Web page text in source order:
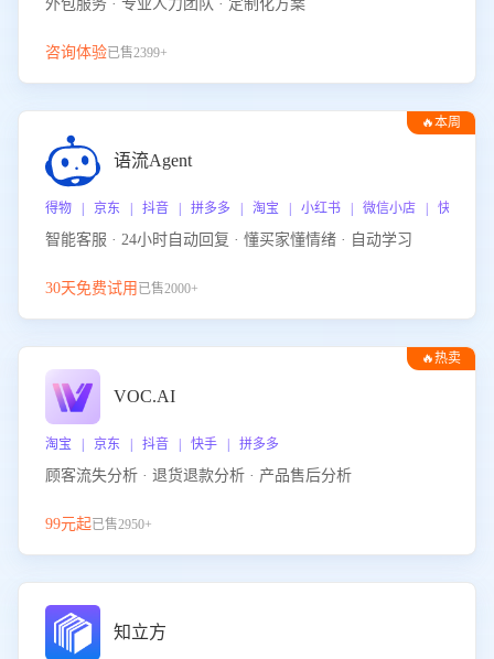
外包服务 · 专业人力团队 · 定制化方案
咨询体验已售2399+
🔥本周
语流Agent
得物 | 京东 | 抖音 | 拼多多 | 淘宝 | 小红书 | 微信小店 | 快手 |
智能客服 · 24小时自动回复 · 懂买家懂情绪 · 自动学习
30天免费试用 已售2000+
🔥热卖
VOC.AI
淘宝 | 京东 | 抖音 | 快手 | 拼多多
顾客流失分析 · 退货退款分析 · 产品售后分析
99元起已售2950+
知立方